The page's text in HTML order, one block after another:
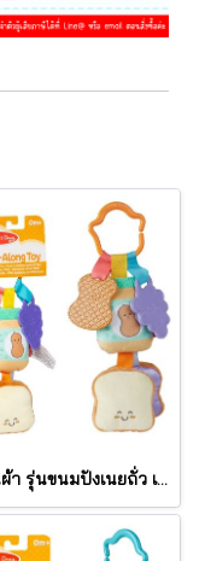
ของเล่นผ้า รุ่นขนมปังเนยถั่ว เขย่ามีเสียง PB&J Take Along Toy รุ่น 30742 ยี่ห้อ Melissa & Doug